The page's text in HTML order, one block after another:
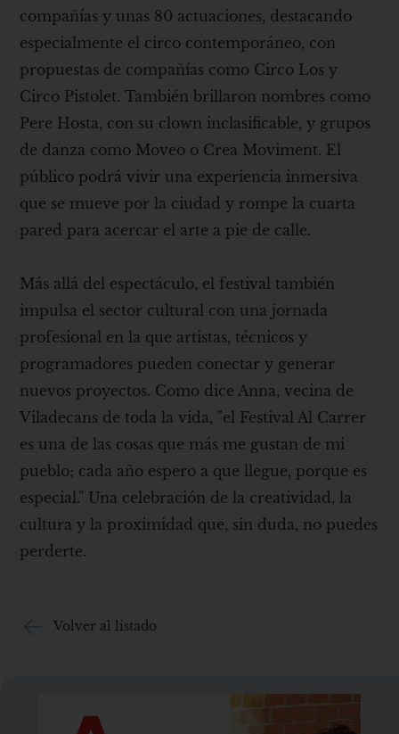
compañías y unas 80 actuaciones, destacando
especialmente el circo contemporáneo, con
propuestas de compañías como Circo Los y
Circo Pistolet. También brillaron nombres como
Pere Hosta, con su clown inclasificable, y grupos
de danza como Moveo o Crea Moviment. El
público podrá vivir una experiencia inmersiva
que se mueve por la ciudad y rompe la cuarta
pared para acercar el arte a pie de calle.
Más allá del espectáculo, el festival también
impulsa el sector cultural con una jornada
profesional en la que artistas, técnicos y
programadores pueden conectar y generar
nuevos proyectos. Como dice Anna, vecina de
Viladecans de toda la vida, "el Festival Al Carrer
es una de las cosas que más me gustan de mi
pueblo; cada año espero a que llegue, porque es
especial." Una celebración de la creatividad, la
cultura y la proximidad que, sin duda, no puedes
perderte.
Volver al listado